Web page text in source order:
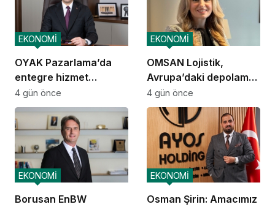
OYAK Pazarlama’da
entegre hizmet
ekosistemi kuruluyor
EKONOMİ
4 gün önce
OMSAN Lojistik,
Avrupa’daki depolama
ve dağıtım
operasyonlarına
başladı
EKONOMİ
4 gün önce
Borusan EnBW
EKONOMİ
Osman Şirin: Amacımız
EKONOMİ